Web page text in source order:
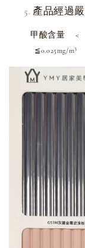
產品經過
甲酸含量 < 1
≦0.025mg/m